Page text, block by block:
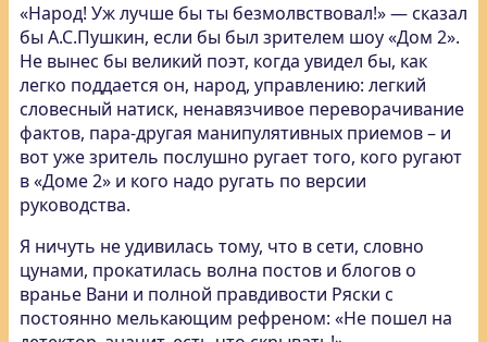
«Народ! Уж лучше бы ты безмолвствовал!» — сказал
бы А.С.Пушкин, если бы был зрителем шоу «Дом 2».
Не вынес бы великий поэт, когда увидел бы, как
легко поддается он, народ, управлению: легкий
словесный натиск, ненавязчивое переворачивание
фактов, пара-другая манипулятивных приемов – и
вот уже зритель послушно ругает того, кого ругают
в «Доме 2» и кого надо ругать по версии
руководства.
Я ничуть не удивилась тому, что в сети, словно
цунами, прокатилась волна постов и блогов о
вранье Вани и полной правдивости Ряски с
постоянно мелькающим рефреном: «Не пошел на